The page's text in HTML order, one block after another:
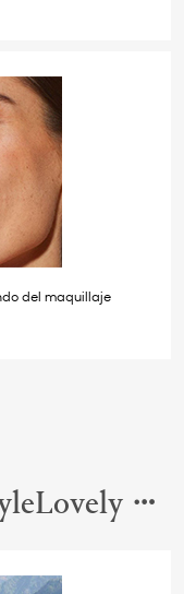
del maquillaje